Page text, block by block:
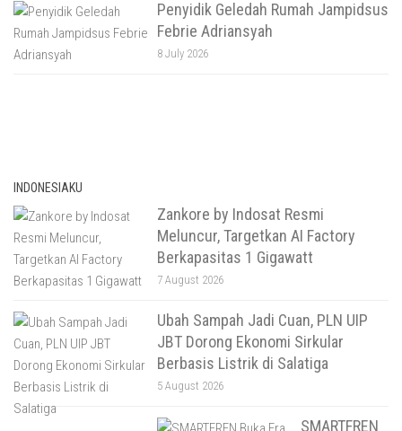
Penyidik Geledah Rumah Jampidsus
Febrie Adriansyah
8 July 2026
INDONESIAKU
Zankore by Indosat Resmi
Meluncur, Targetkan AI Factory
Berkapasitas 1 Gigawatt
7 August 2026
Ubah Sampah Jadi Cuan, PLN UIP
JBT Dorong Ekonomi Sirkular
Berbasis Listrik di Salatiga
5 August 2026
SMARTFREN